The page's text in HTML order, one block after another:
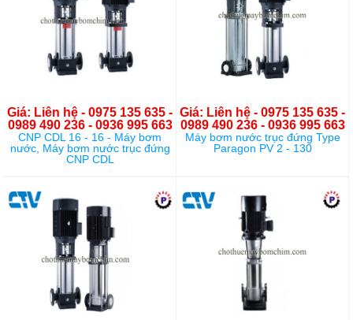
Giá: Liên hệ - 0975 135 635 -
0989 490 236 - 0936 995 663
CNP CDL 16 - 16 - Máy bơm
nước, Máy bơm nước trục đứng
CNP CDL
Giá: Liên hệ - 0975 135 635 -
0989 490 236 - 0936 995 663
Máy bơm nước trục đứng Type
Paragon PV 2 - 130